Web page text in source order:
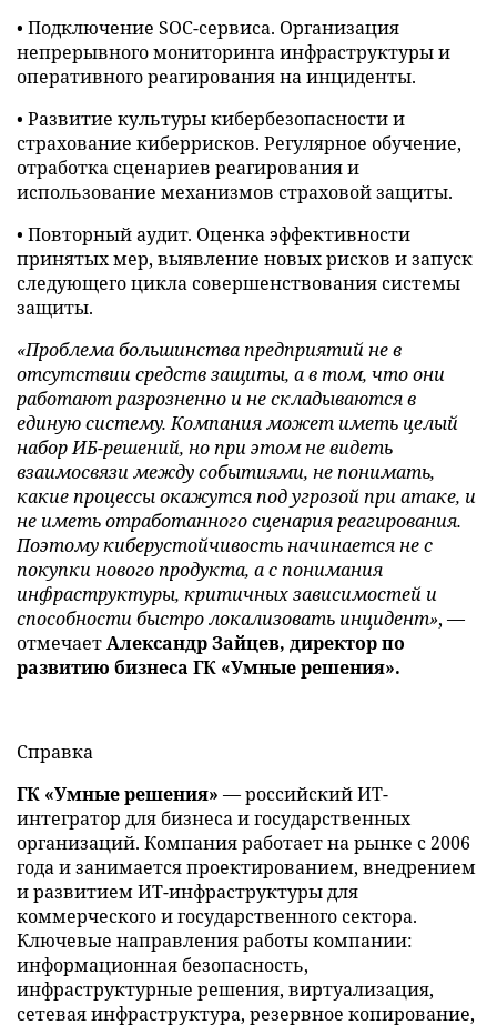
• Подключение SOC-сервиса. Организация
непрерывного мониторинга инфраструктуры и
оперативного реагирования на инциденты.
• Развитие культуры кибербезопасности и
страхование киберрисков. Регулярное обучение,
отработка сценариев реагирования и
использование механизмов страховой защиты.
• Повторный аудит. Оценка эффективности
принятых мер, выявление новых рисков и запуск
следующего цикла совершенствования системы
защиты.
«Проблема большинства предприятий не в
отсутствии средств защиты, а в том, что они
работают разрозненно и не складываются в
единую систему. Компания может иметь целый
набор ИБ-решений, но при этом не видеть
взаимосвязи между событиями, не понимать,
какие процессы окажутся под угрозой при атаке, и
не иметь отработанного сценария реагирования.
Поэтому киберустойчивость начинается не с
покупки нового продукта, а с понимания
инфраструктуры, критичных зависимостей и
способности быстро локализовать инцидент», —
отмечаетАлександр Зайцев, директор по
развитию бизнеса ГК «Умные решения».
Справка
ГК «Умные решения» — российский ИТ-
интегратор для бизнеса и государственных
организаций. Компания работает на рынке с 2006
года и занимается проектированием, внедрением
и развитием ИТ-инфраструктуры для
коммерческого и государственного сектора.
Ключевые направления работы компании:
информационная безопасность,
инфраструктурные решения, виртуализация,
сетевая инфраструктура, резервное копирование,